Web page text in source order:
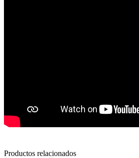
Productos relacionados